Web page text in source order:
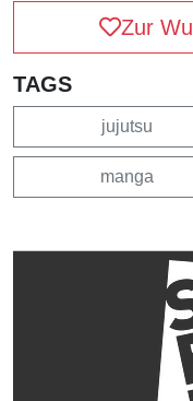
Zur
TAGS
jujutsu
manga